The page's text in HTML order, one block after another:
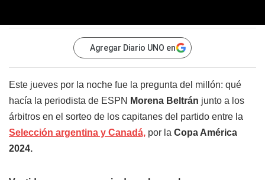
Agregar Diario UNO en
Este jueves por la noche fue la pregunta del millón: qué
hacía la periodista de ESPN Morena Beltrán junto a los
árbitros en el sorteo de los capitanes del partido entre la
Selección argentina y Canadá, por la Copa América
2024.